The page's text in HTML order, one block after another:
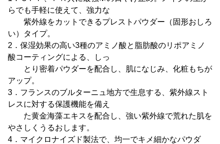
らでも手軽に使えて、強力な
紫外線をカットできるプレストパウダー（固形おしろ
い）タイプ。
2．保湿効果の高い3種のアミノ酸と脂肪酸のリポアミノ
酸コーティングによる、しっ
とり密着パウダーを配合し、肌になじみ、化粧もちが
アップ。
3．フランスのブルターニュ地方で生息する、紫外線スト
レスに対する保護機能を備え
た黄金海藻エキスを配合し、強い紫外線で荒れた肌を
やさしくうるおします。
4．マイクロナイズド製法で、均一でキメ細かなパウダ